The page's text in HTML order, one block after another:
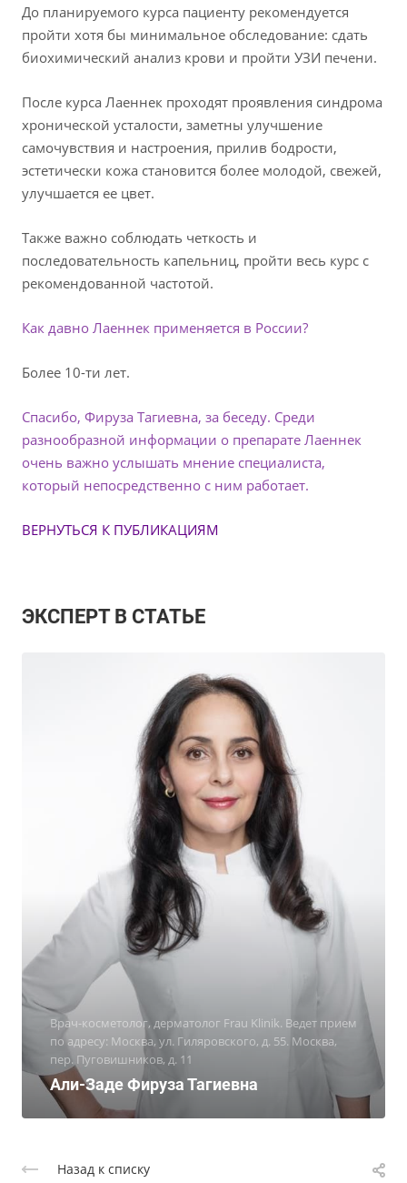
До планируемого курса пациенту рекомендуется
пройти хотя бы минимальное обследование: сдать
биохимический анализ крови и пройти УЗИ печени.
После курса Лаеннек проходят проявления синдрома
хронической усталости, заметны улучшение
самочувствия и настроения, прилив бодрости,
эстетически кожа становится более молодой, свежей,
улучшается ее цвет.
Также важно соблюдать четкость и
последовательность капельниц, пройти весь курс с
рекомендованной частотой.
Как давно Лаеннек применяется в России?
Более 10-ти лет.
Спасибо, Фируза Тагиевна, за беседу. Среди
разнообразной информации о препарате Лаеннек
очень важно услышать мнение специалиста,
который непосредственно с ним работает.
ВЕРНУТЬСЯ К ПУБЛИКАЦИЯМ
ЭКСПЕРТ В СТАТЬЕ
Врач-косметолог, дерматолог Frau Klinik. Ведет прием
по адресу: Москва, ул. Гиляровского, д. 55. Москва,
пер. Пуговишников, д. 11
Али-Заде Фируза Тагиевна
Назад к списку